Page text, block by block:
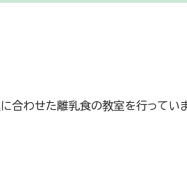
に合わせた離乳食の教室を行っていま